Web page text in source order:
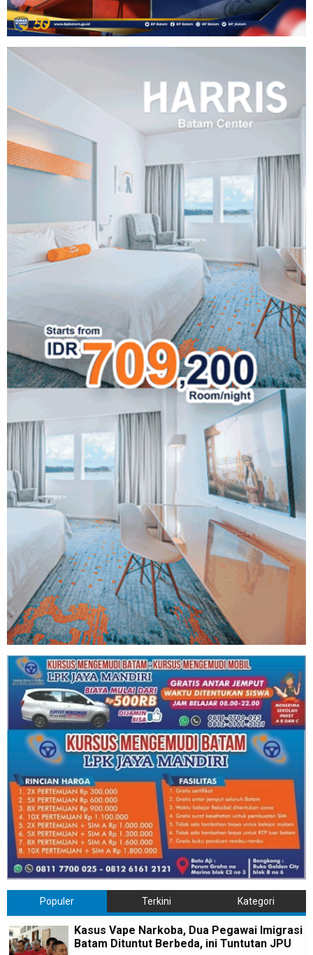
Populer Terkini Kategori
Kasus Vape Narkoba, Dua Pegawai Imigrasi
Batam Dituntut Berbeda, ini Tuntutan JPU